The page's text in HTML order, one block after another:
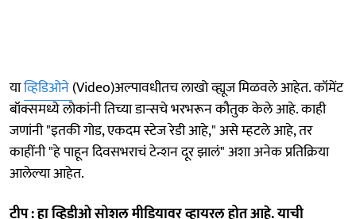
याव्हिडिओने(Video)अल्पावधीतच लाखो व्ह्यूज मिळवले आहेत. कॉमेंट
बॉक्समध्ये लोकांनी तिच्या डान्सचे भरभरून कौतुक केले आहे. काही
जणांनी "इतकी गोड, एकदम स्टेज रेडी आहे," असे म्हटले आहे, तर
काहींनी "हे पाहून दिवसभराचं टेन्शन दूर झालं" अशा अनेक प्रतिक्रिया
आलेल्या आहेत.
टीप : हा व्हिडीओ सोशल मीडियावर व्हायरल होत आहे. याची